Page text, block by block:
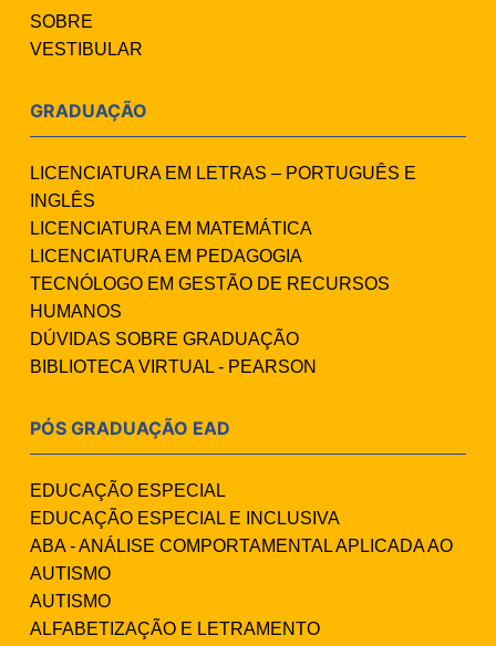
SOBRE
VESTIBULAR
GRADUAÇÃO
LICENCIATURA EM LETRAS – PORTUGUÊS E
INGLÊS
LICENCIATURA EM MATEMÁTICA
LICENCIATURA EM PEDAGOGIA
TECNÓLOGO EM GESTÃO DE RECURSOS
HUMANOS
DÚVIDAS SOBRE GRADUAÇÃO
BIBLIOTECA VIRTUAL - PEARSON
PÓS GRADUAÇÃO EAD
EDUCAÇÃO ESPECIAL
EDUCAÇÃO ESPECIAL E INCLUSIVA
ABA - ANÁLISE COMPORTAMENTAL APLICADA AO
AUTISMO
AUTISMO
ALFABETIZAÇÃO E LETRAMENTO